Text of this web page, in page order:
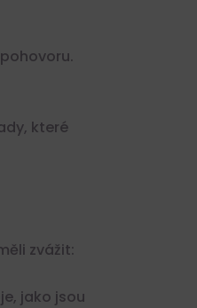
které
zvážit:
jako jsou